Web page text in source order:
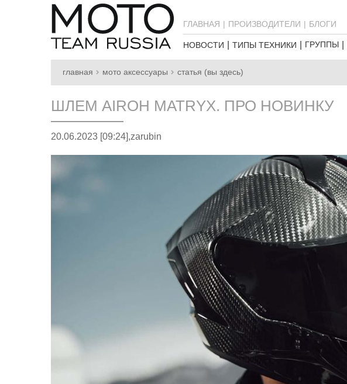
ГЛАВНАЯ ПРОИЗВОДИТЕЛИ БЛОГИ
НОВОСТИ ТИПЫ ТЕХНИКИ ГРУППЫ
главная мото аксессуары статья (вы здесь)
ШЛЕМ AIROH MATRYX. ПРО НОВИНКУ
20.06.2023 [09:24],zarubin